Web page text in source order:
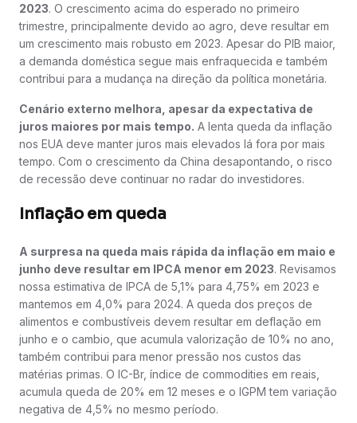
2023. O crescimento acima do esperado no primeiro
trimestre, principalmente devido ao agro, deve resultar em
um crescimento mais robusto em 2023. Apesar do PIB maior,
a demanda doméstica segue mais enfraquecida e também
contribui para a mudança na direção da política monetária.
Cenário externo melhora, apesar da expectativa de
juros maiores por mais tempo. A lenta queda da inflação
nos EUA deve manter juros mais elevados lá fora por mais
tempo. Com o crescimento da China desapontando, o risco
de recessão deve continuar no radar do investidores.
Inflação em queda
A surpresa na queda mais rápida da inflação em maio e
junho deve resultar em IPCA menor em 2023. Revisamos
nossa estimativa de IPCA de 5,1% para 4,75% em 2023 e
mantemos em 4,0% para 2024. A queda dos preços de
alimentos e combustíveis devem resultar em deflação em
junho e o cambio, que acumula valorização de 10% no ano,
também contribui para menor pressão nos custos das
matérias primas. O IC-Br, índice de commodities em reais,
acumula queda de 20% em 12 meses e o IGPM tem variação
negativa de 4,5% no mesmo período.